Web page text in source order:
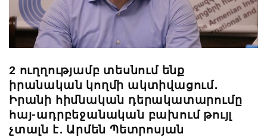
2 ուղղությամբ տեսնում ենք
իրանական կողմի ակտիվացում․
Իրանի հիմնական դերակատարումը
հայ-ադրբեջանական բախում թույլ
չտալն է․ Արմեն Պետրոսյան